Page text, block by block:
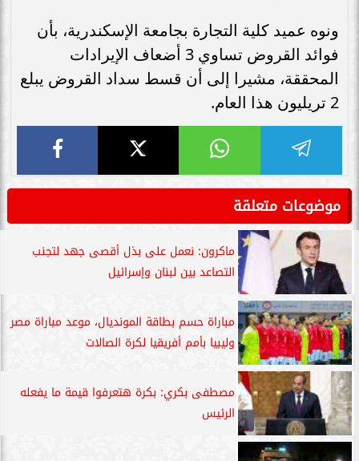
ونوه عميد كلية التجارة بجامعة الإسكندرية، بأن
فوائد القروض تساوي 3 أضعاف الإيرادات
المحققة، مشيرا إلى أن قسط سداد القروض يبلع
2 تريليون هذا العام.
موضوعات متعلقة
ماكرون: نعمل على بذل أقصى جهد لتجنب
التصاعد بين لبنان وإسرائيل
مباراة حسم بطاقة المونديال، موعد مباراة مصر
وليبيا بأمم أفريقيا لكرة الصالات
مصطفى بكري: بكرة ھتعرفوا قيمة ما يفعله
الرئيس